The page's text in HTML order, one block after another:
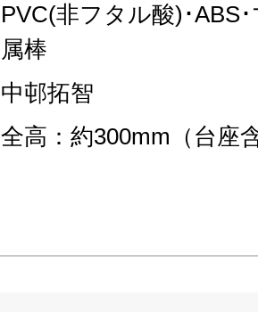
PVC(非フタル酸)･ABS
属棒
中邨拓智
全高：約300mm（台座